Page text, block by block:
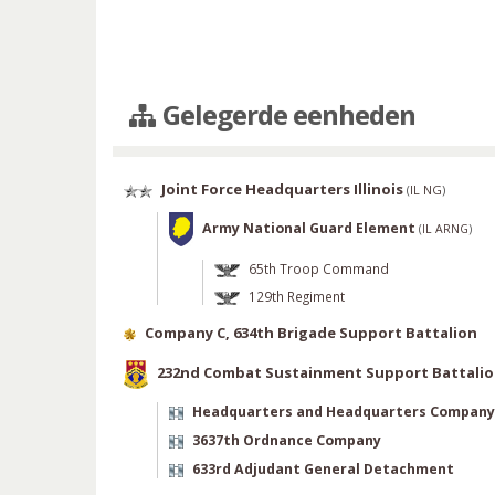
Gelegerde eenheden
Joint Force Headquarters Illinois (IL NG)
Army National Guard Element (IL ARNG)
65th Troop Command
129th Regiment
Company C, 634th Brigade Support Battalion
232nd Combat Sustainment Support
Headquarters and Headquarters Company
3637th Ordnance Company
633rd Adjudant General Detachment